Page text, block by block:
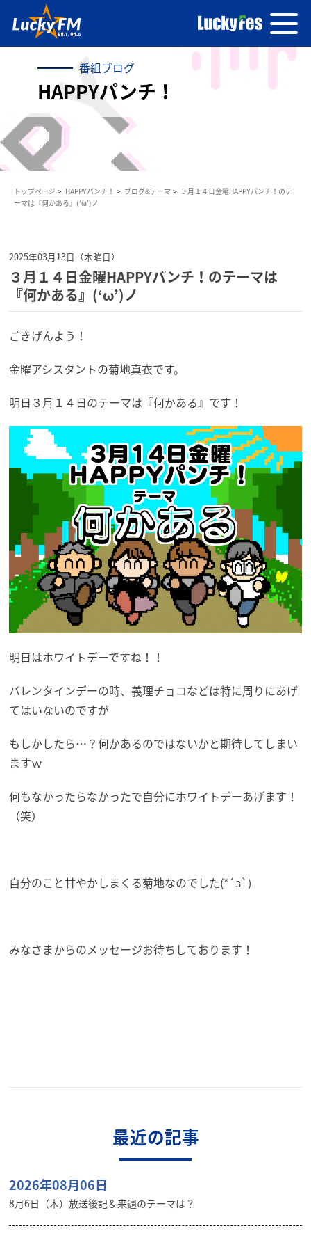
番組ブログ
HAPPYパンチ！
トップページ HAPPYパンチ！ ブログ&テーマ
３月１４日金曜HAPPYパンチ！のテ
ーマは『何かある』(‘ω’)ノ
2025年03月13日（木曜日）
３月１４日金曜HAPPYパンチ！のテーマは
『何かある』(‘ω’)ノ
ごきげんよう！
金曜アシスタントの菊地真衣です。
明日３月１４日のテーマは『何かある』です！
明日はホワイトデーですね！！
バレンタインデーの時、義理チョコなどは特に周りにあげ
てはいないのですが
もしかしたら…？何かあるのではないかと期待してしまい
ますｗ
何もなかったらなかったで自分にホワイトデーあげます！
（笑）
自分のこと甘やかしまくる菊地なのでした(*´з`)
みなさまからのメッセージお待ちしております！
最近の記事
2026年08月06日
8月6日（木）放送後記＆来週のテーマは？